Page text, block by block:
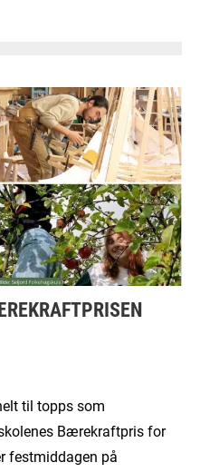
til topps som
Bærekraftpris for
festmiddagen på